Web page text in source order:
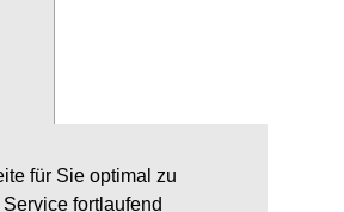
für Sie optimal zu
fortlaufend